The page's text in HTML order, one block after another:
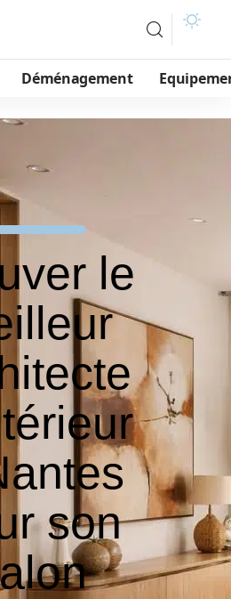
Déménagement
le
son